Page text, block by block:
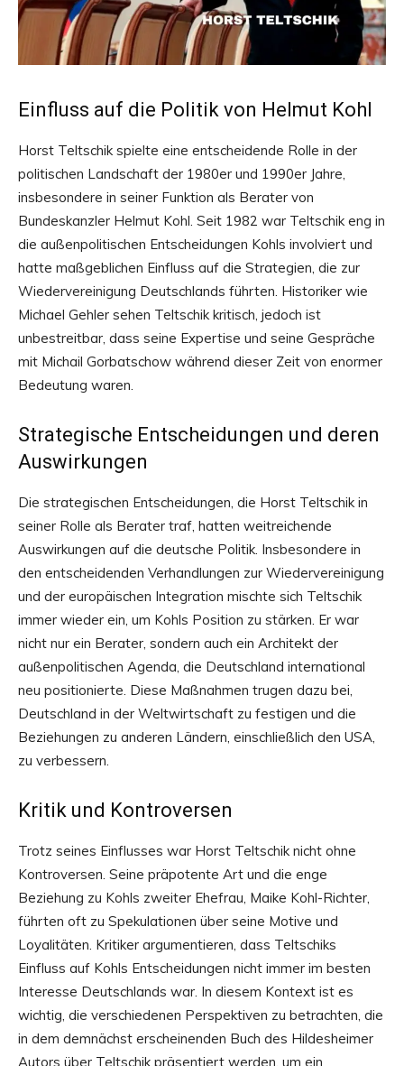
Einfluss auf die Politik von Helmut Kohl
Horst Teltschik spielte eine entscheidende Rolle in der
politischen Landschaft der 1980er und 1990er Jahre,
insbesondere in seiner Funktion als Berater von
Bundeskanzler Helmut Kohl. Seit 1982 war Teltschik eng in
die außenpolitischen Entscheidungen Kohls involviert und
hatte maßgeblichen Einfluss auf die Strategien, die zur
Wiedervereinigung Deutschlands führten. Historiker wie
Michael Gehler sehen Teltschik kritisch, jedoch ist
unbestreitbar, dass seine Expertise und seine Gespräche
mit Michail Gorbatschow während dieser Zeit von enormer
Bedeutung waren.
Strategische Entscheidungen und deren
Auswirkungen
Die strategischen Entscheidungen, die Horst Teltschik in
seiner Rolle als Berater traf, hatten weitreichende
Auswirkungen auf die deutsche Politik. Insbesondere in
den entscheidenden Verhandlungen zur Wiedervereinigung
und der europäischen Integration mischte sich Teltschik
immer wieder ein, um Kohls Position zu stärken. Er war
nicht nur ein Berater, sondern auch ein Architekt der
außenpolitischen Agenda, die Deutschland international
neu positionierte. Diese Maßnahmen trugen dazu bei,
Deutschland in der Weltwirtschaft zu festigen und die
Beziehungen zu anderen Ländern, einschließlich den USA,
zu verbessern.
Kritik und Kontroversen
Trotz seines Einflusses war Horst Teltschik nicht ohne
Kontroversen. Seine präpotente Art und die enge
Beziehung zu Kohls zweiter Ehefrau, Maike Kohl-Richter,
führten oft zu Spekulationen über seine Motive und
Loyalitäten. Kritiker argumentieren, dass Teltschiks
Einfluss auf Kohls Entscheidungen nicht immer im besten
Interesse Deutschlands war. In diesem Kontext ist es
wichtig, die verschiedenen Perspektiven zu betrachten, die
in dem demnächst erscheinenden Buch des Hildesheimer
Autors über Teltschik präsentiert werden, um ein